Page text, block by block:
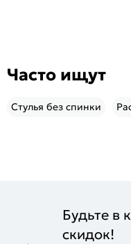
Часто ищут
Стулья без спинки
Будьте в
скидок!